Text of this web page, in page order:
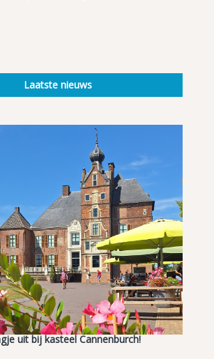
Laatste nieuws
uit bij kasteel Cannenburch!